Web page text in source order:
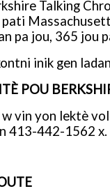
Talking
pati
pa jou, 365 jou
inik gen
POU
vin yon lektè
413-442-1562 x.